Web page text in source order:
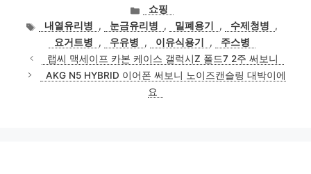
카
테
고
리
쇼핑
태내열유리병 , 눈금유리병 , 밀폐용기 , 수제청병
,
요거트병
, 우유병 , 이유식용기 ,
주스병
랩씨 맥세이프 카본 케이스 갤럭시Z 폴드7 2주 써보니
AKG N5 HYBRID 이어폰 써보니 노이즈캔슬링 대박이에
요